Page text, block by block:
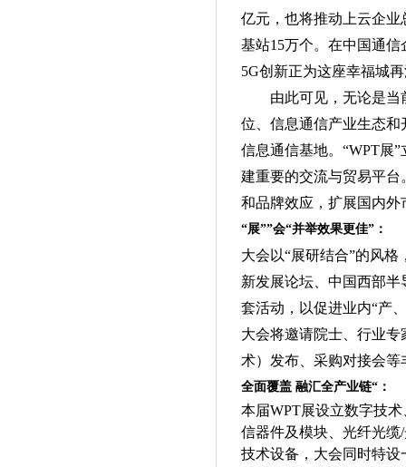
亿元，也将推动上云企业
基站15万个。 在中国通信
5G创新正为这座幸福城
由此可见，无论是
位、信息通信产业生态
信息通信基地。“WPT展
建重要的交流与贸易平
和品牌效应，扩展国内外
“展””会“并举效果更佳”：
大会以“展研结合”的风格
新发展论坛、中国西部
套活动 ， 以促进业内“产
大会将邀请院士、行业
术）发布、采购对接会
全面覆盖 融汇全产业链“：
本届WPT展设立数字技
信器件及模块、光纤光
技术设备，大会同时特设